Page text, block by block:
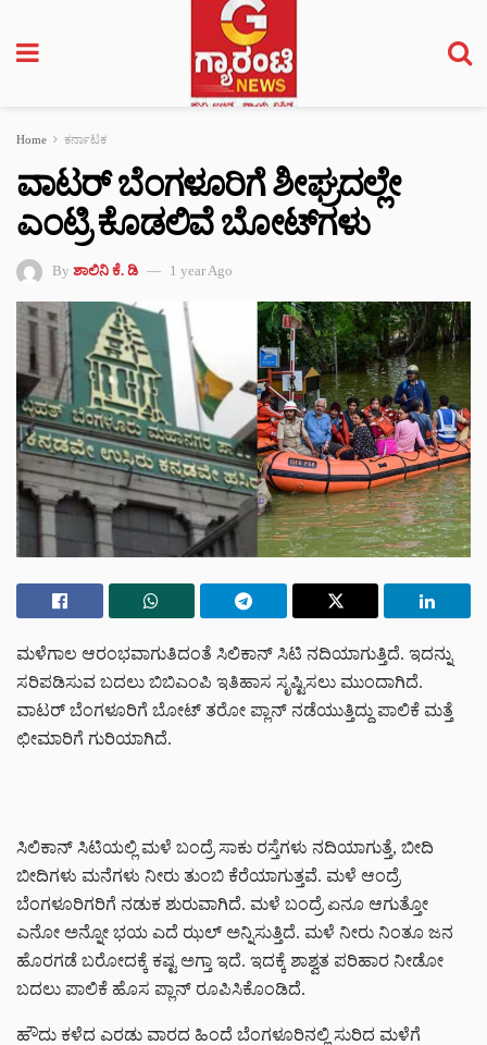
Home ಕರ್ನಾಟಕ
ವಾಟರ್ ಬೆಂಗಳೂರಿಗೆ ಶೀಘ್ರದಲ್ಲೇ
ಎಂಟ್ರಿ ಕೊಡಲಿವೆ ಬೋಟ್‌ಗಳು
By ಶಾಲಿನಿ ಕೆ. ಡಿ 1 year Ago
ಮಳೆಗಾಲ ಆರಂಭವಾಗುತಿದಂತೆ ಸಿಲಿಕಾನ್ ಸಿಟಿ ನದಿಯಾಗುತ್ತಿದೆ. ಇದನ್ನು
ಸರಿಪಡಿಸುವ ಬದಲು ಬಿಬಿಎಂಪಿ ಇತಿಹಾಸ ಸೃಷ್ಟಿಸಲು ಮುಂದಾಗಿದೆ.
ವಾಟರ್ ಬೆಂಗಳೂರಿಗೆ ಬೋಟ್ ತರೋ ಪ್ಲಾನ್ ನಡೆಯುತ್ತಿದ್ದು ಪಾಲಿಕೆ ಮತ್ತೆ
ಛೀಮಾರಿಗೆ ಗುರಿಯಾಗಿದೆ.
ಸಿಲಿಕಾನ್ ಸಿಟಿಯಲ್ಲಿ ಮಳೆ ಬಂದ್ರೆ ಸಾಕು ರಸ್ತೆಗಳು ನದಿಯಾಗುತ್ತೆ, ಬೀದಿ
ಬೀದಿಗಳು ಮನೆಗಳು ನೀರು ತುಂಬಿ ಕೆರೆಯಾಗುತ್ತವೆ. ಮಳೆ ಆಂದ್ರೆ
ಬೆಂಗಳೂರಿಗರಿಗೆ ನಡುಕ ಶುರುವಾಗಿದೆ‌. ಮಳೆ ಬಂದ್ರೆ ಏನೂ ಆಗುತ್ತೋ
ಎನೋ ಅನ್ನೋ ಭಯ ಎದೆ ಝಲ್ ಅನ್ನಿಸುತ್ತಿದೆ. ಮಳೆ ನೀರು ನಿಂತೂ ಜನ
ಹೊರಗಡೆ ಬರೋದಕ್ಕೆ ಕಷ್ಟ ಅಗ್ತಾ ಇದೆ.‌ ಇದಕ್ಕೆ ಶಾಶ್ವತ ಪರಿಹಾರ ನೀಡೋ
ಬದಲು ಪಾಲಿಕೆ ಹೊಸ ಪ್ಲಾನ್ ರೂಪಿಸಿಕೊಂಡಿದೆ.
ಹೌದು ಕಳೆದ ಎರಡು ವಾರದ ಹಿಂದೆ ಬೆಂಗಳೂರಿನಲ್ಲಿ ಸುರಿದ ಮಳೆಗೆ